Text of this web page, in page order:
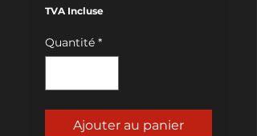
TVA Incluse
Quantité *
Ajouter au panier